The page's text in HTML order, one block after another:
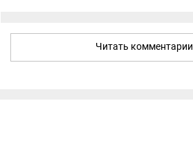
Читать комментарии